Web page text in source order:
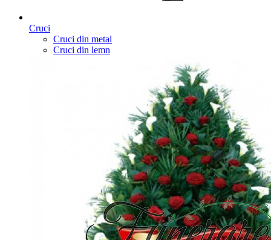
Cruci
Cruci din metal
Cruci din lemn